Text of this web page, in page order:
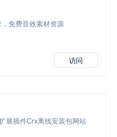
免费音效素材资源
访问
展插件Crx离线安装包网站